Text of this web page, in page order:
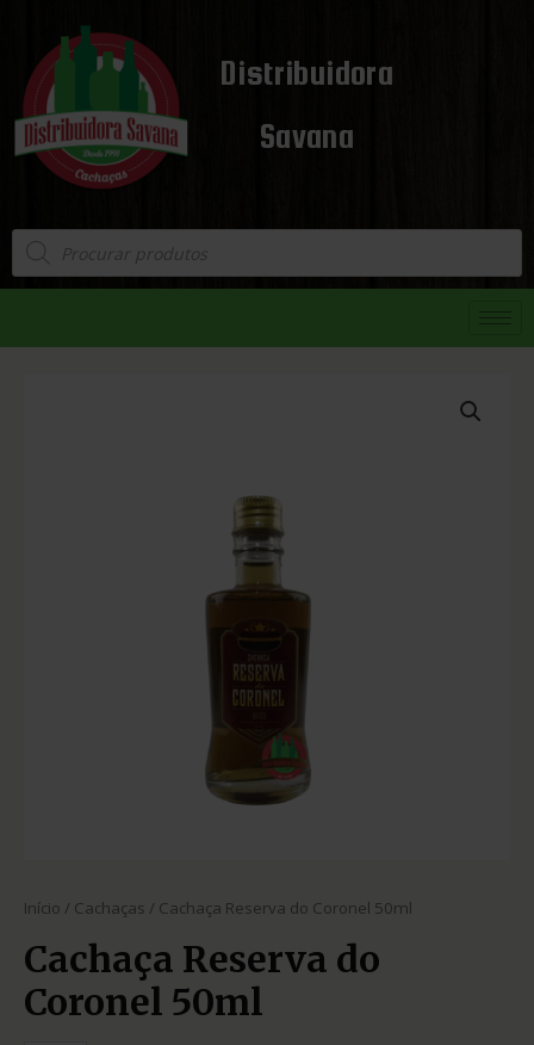
Distribuidora
Savana
Início / Cachaças / Cachaça Reserva do Coronel 50ml
Cachaça Reserva do
Coronel 50ml